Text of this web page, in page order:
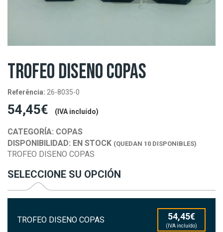
TROFEO DISENO COPAS
Referência: 26-8035-0
54,45€ (IVA incluído)
CATEGORÍA: COPAS
DISPONIBILIDAD: EN STOCK (QUEDAN 10 DISPONIBLES)
TROFEO DISENO COPAS
SELECCIONE SU OPCIÓN
TROFEO DISENO COPAS 54,45€
(IVA incluído)